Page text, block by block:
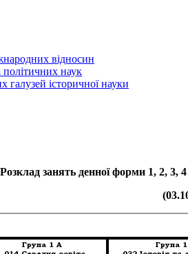
відносин
політичних наук
галузей історичної науки
Розклад занять денної форми 1, 2, 3,